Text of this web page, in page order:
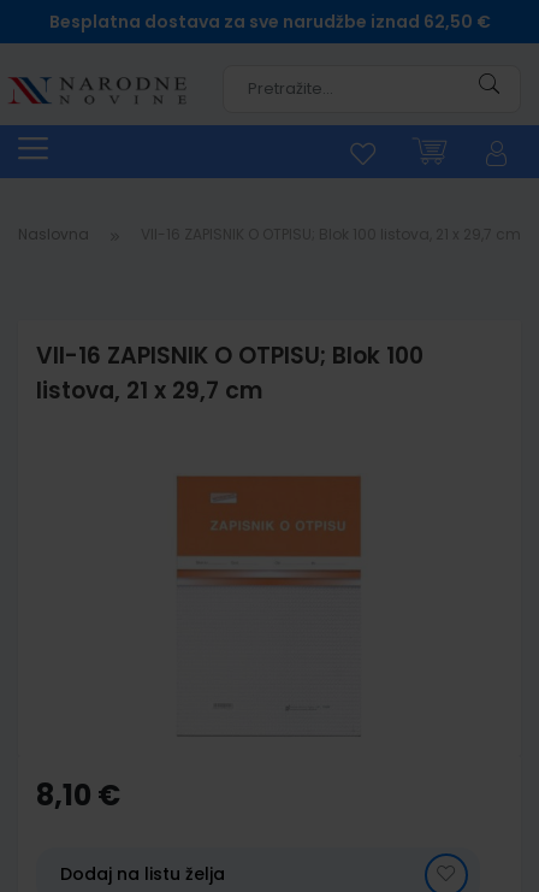
Besplatna dostava za sve narudžbe iznad 62,50 €
Naslovna
VII-16 ZAPISNIK O OTPISU; Blok 100
listova, 21 x 29,7 cm
the
beginning
gallery
8,10 €
Dodaj na listu želja